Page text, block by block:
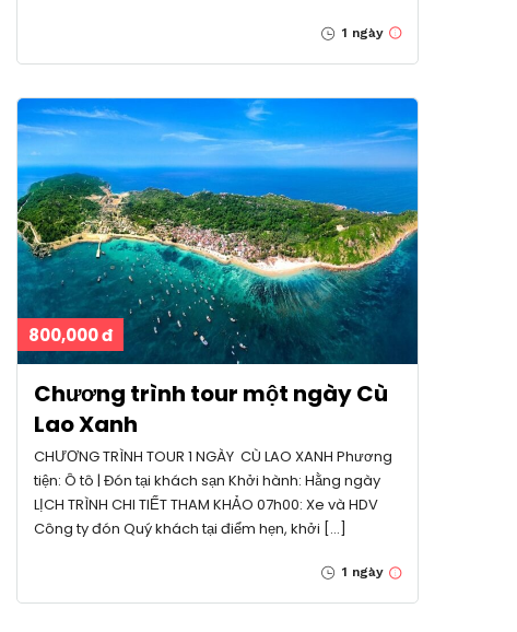
1 ngày
800,000 đ
Chương trình tour một ngày Cù
Lao Xanh
CHƯƠNG TRÌNH TOUR 1 NGÀY CÙ LAO XANH Phương
tiện: Ô tô | Đón tại khách sạn Khởi hành: Hằng ngày
LỊCH TRÌNH CHI TIẾT THAM KHẢO 07h00: Xe và HDV
Công ty đón Quý khách tại điểm hẹn, khởi […]
1 ngày